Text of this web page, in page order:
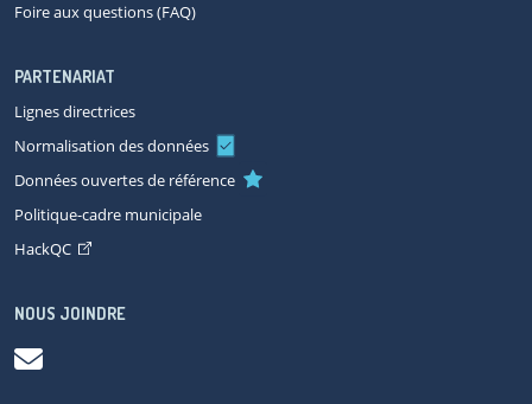
Foire aux questions (FAQ)
PARTENARIAT
Lignes directrices
Normalisation des données
Données ouvertes de référence
Politique-cadre municipale
HackQC
NOUS JOINDRE